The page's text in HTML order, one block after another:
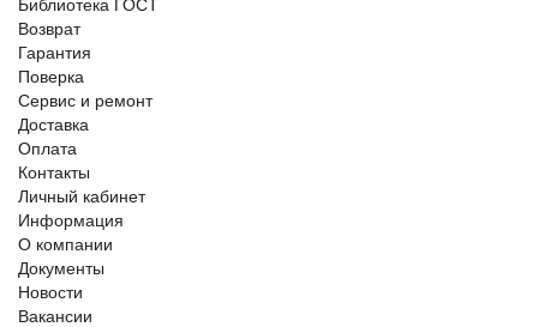
Библиотека ГОСТ
Возврат
Гарантия
Поверка
Сервис и ремонт
Доставка
Оплата
Контакты
Личный кабинет
Информация
О компании
Документы
Новости
Вакансии